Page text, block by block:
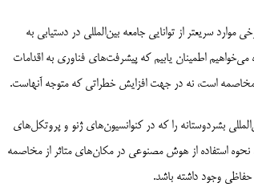
سریعتر از توانایی جامعه بین‌المللی در دستیابی به
اطمینان یابیم که پیشرفت‌های فناوری به اقدامات
است، نه در جهت افزایش خطراتی که متوجه آنهاست.
بشردوستانه را که در کنوانسیون‌های ژنو و پروتکل‌های
نحوه استفاده از هوش مصنوعی در مکان‌های متاثر از مخاصمه
وجود داشته باشد.